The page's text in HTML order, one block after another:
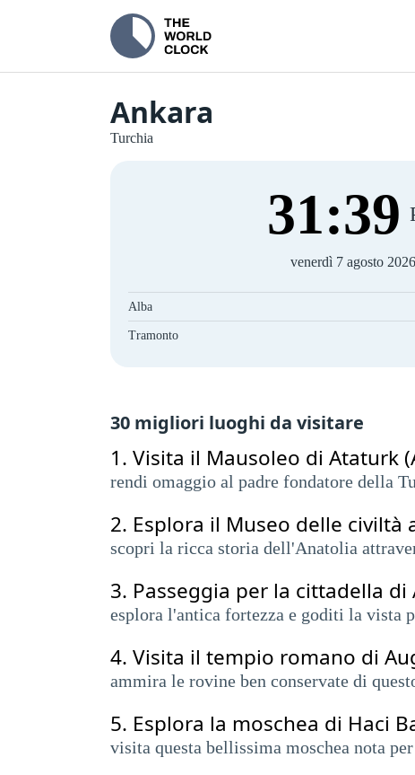
Ankara
Turchia
31:39
venerdì 7 agosto 2026
Alba
Tramonto
30 migliori luoghi da visitare
1. Visita il Mausoleo di Ataturk
rendi omaggio al padre fondatore della
2. Esplora il Museo delle civiltà
scopri la ricca storia dell'Anatolia
3. Passeggia per la cittadella di
esplora l'antica fortezza e goditi la vista
4. Visita il tempio romano di
ammira le rovine ben conservate di
5. Esplora la moschea di Haci
visita questa bellissima moschea nota